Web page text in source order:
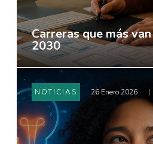
Carreras que más
2030
NOTICIAS 26 Enero 2026 |